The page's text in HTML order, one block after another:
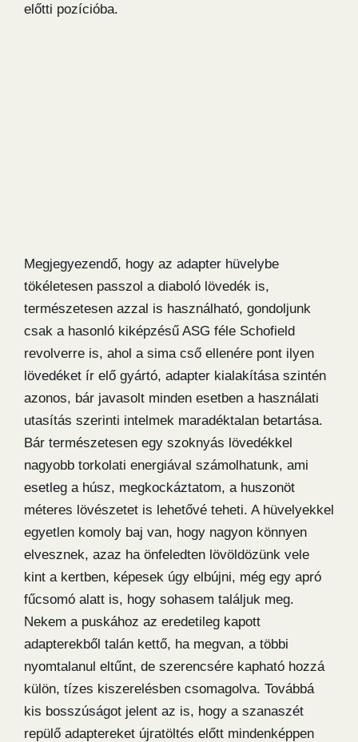
előtti pozícióba.
Megjegyezendő, hogy az adapter hüvelybe
tökéletesen passzol a diaboló lövedék is,
természetesen azzal is használható, gondoljunk
csak a hasonló kiképzésű ASG féle Schofield
revolverre is, ahol a sima cső ellenére pont ilyen
lövedéket ír elő gyártó, adapter kialakítása szintén
azonos, bár javasolt minden esetben a használati
utasítás szerinti intelmek maradéktalan betartása.
Bár természetesen egy szoknyás lövedékkel
nagyobb torkolati energiával számolhatunk, ami
esetleg a húsz, megkockáztatom, a huszonöt
méteres lövészetet is lehetővé teheti. A hüvelyekkel
egyetlen komoly baj van, hogy nagyon könnyen
elvesznek, azaz ha önfeledten lövöldözünk vele
kint a kertben, képesek úgy elbújni, még egy apró
fűcsomó alatt is, hogy sohasem találjuk meg.
Nekem a puskához az eredetileg kapott
adapterekből talán kettő, ha megvan, a többi
nyomtalanul eltűnt, de szerencsére kapható hozzá
külön, tízes kiszerelésben csomagolva. Továbbá
kis bosszúságot jelent az is, hogy a szanaszét
repülő adaptereket újratöltés előtt mindenképpen